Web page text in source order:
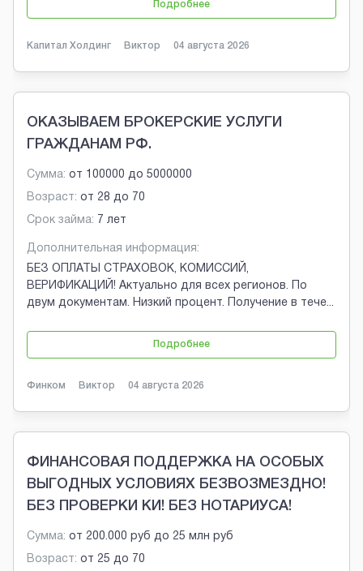
Подробнее
Капитал Холдинг Виктор 04 августа 2026
ОКАЗЫВАЕМ БРОКЕРСКИЕ УСЛУГИ
ГРАЖДАНАМ РФ.
Сумма: от 100000 до 5000000
Возраст: от 28 до 70
Срок займа: 7 лет
Дополнительная информация:
БЕЗ ОПЛАТЫ СТРАХОВОК, КОМИССИЙ,
ВЕРИФИКАЦИЙ! Актуально для всех регионов. По
двум документам. Низкий процент. Получение в тече...
Подробнее
Финком Виктор 04 августа 2026
ФИНАНСОВАЯ ПОДДЕРЖКА НА ОСОБЫХ
ВЫГОДНЫХ УСЛОВИЯХ БЕЗВОЗМЕЗДНО!
БЕЗ ПРОВЕРКИ КИ! БЕЗ НОТАРИУСА!
Сумма: от 200.000 руб до 25 млн руб
Возраст: от 25 до 70